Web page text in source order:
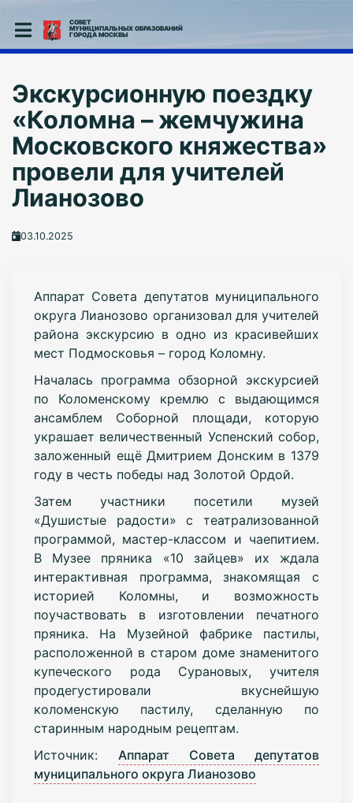
СОВЕТ
МУНИЦИПАЛЬНЫХ ОБРАЗОВАНИЙ
ГОРОДА МОСКВЫ
Экскурсионную поездку
«Коломна – жемчужина
Московского княжества»
провели для учителей
Лианозово
03.10.2025
Аппарат Совета депутатов муниципального
округа Лианозово организовал для учителей
района экскурсию в одно из красивейших
мест Подмосковья – город Коломну.
Началась программа обзорной экскурсией
по Коломенскому кремлю с выдающимся
ансамблем Соборной площади, которую
украшает величественный Успенский собор,
заложенный ещё Дмитрием Донским в 1379
году в честь победы над Золотой Ордой.
Затем участники посетили музей
«Душистые радости» с театрализованной
программой, мастер-классом и чаепитием.
В Музее пряника «10 зайцев» их ждала
интерактивная программа, знакомящая с
историей Коломны, и возможность
поучаствовать в изготовлении печатного
пряника. На Музейной фабрике пастилы,
расположенной в старом доме знаменитого
купеческого рода Сурановых, учителя
продегустировали вкуснейшую
коломенскую пастилу, сделанную по
старинным народным рецептам.
Источник: Аппарат Совета депутатов
муниципального округа Лианозово